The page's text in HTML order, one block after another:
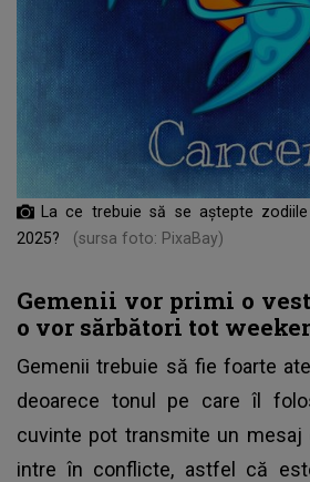
La ce trebuie să se aștepte
2025?
(sursa foto: PixaBay)
Gemenii vor primi o
o vor sărbători tot
Gemenii trebuie să fie foarte
deoarece tonul pe care îl
cuvinte pot transmite un mesaj
intre în conflicte, astfel că